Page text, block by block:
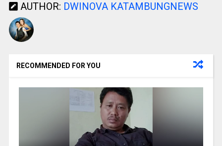
AUTHOR: DWINOVA KATAMBUNGNEWS
RECOMMENDED FOR YOU